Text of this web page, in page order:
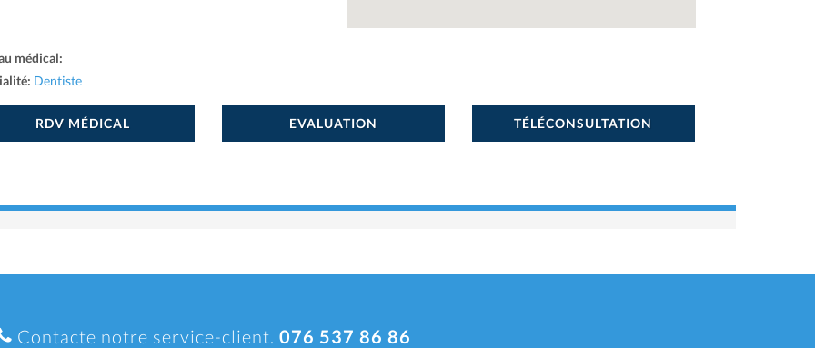
médical:
Dentiste
RDV MÉDICAL EVALUATION TÉLÉCONSULTATION
Contacte notre service-client. 076 537 86 86